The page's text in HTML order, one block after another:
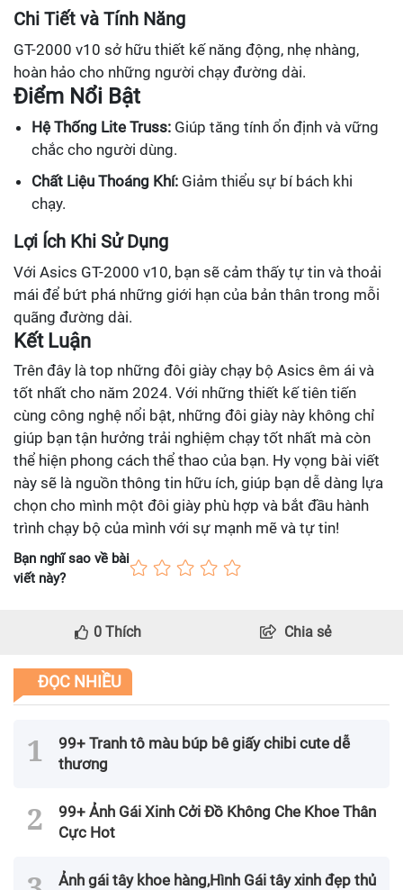
Chi Tiết và Tính Năng
GT-2000 v10 sở hữu thiết kế năng động, nhẹ nhàng,
hoàn hảo cho những người chạy đường dài.
Điểm Nổi Bật
Hệ Thống Lite Truss: Giúp tăng tính ổn định và vững
chắc cho người dùng.
Chất Liệu Thoáng Khí: Giảm thiểu sự bí bách khi
chạy.
Lợi Ích Khi Sử Dụng
Với Asics GT-2000 v10, bạn sẽ cảm thấy tự tin và thoải
mái để bứt phá những giới hạn của bản thân trong mỗi
quãng đường dài.
Kết Luận
Trên đây là top những đôi giày chạy bộ Asics êm ái và
tốt nhất cho năm 2024. Với những thiết kế tiên tiến
cùng công nghệ nổi bật, những đôi giày này không chỉ
giúp bạn tận hưởng trải nghiệm chạy tốt nhất mà còn
thể hiện phong cách thể thao của bạn. Hy vọng bài viết
này sẽ là nguồn thông tin hữu ích, giúp bạn dễ dàng lựa
chọn cho mình một đôi giày phù hợp và bắt đầu hành
trình chạy bộ của mình với sự mạnh mẽ và tự tin!
Bạn nghĩ sao về bài
viết này?
0 Thích Chia sẻ
ĐỌC NHIỀU
99+ Tranh tô màu búp bê giấy chibi cute dễ
thương
99+ Ảnh Gái Xinh Cởi Đồ Không Che Khoe Thân
Cực Hot
Ảnh gái tây khoe hàng,Hình Gái tây xinh đẹp thủ